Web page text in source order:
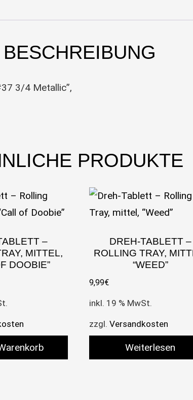
BESCHREIBUNG
3/4 Metallic”,
PRODUKTE
–
MITTEL,
DOOBIE”
DREH-TABLETT –
ROLLING TRAY,
“WEED”
9,99€
inkl. 19 % MwSt.
zzgl. Versandkosten
Weiterlesen